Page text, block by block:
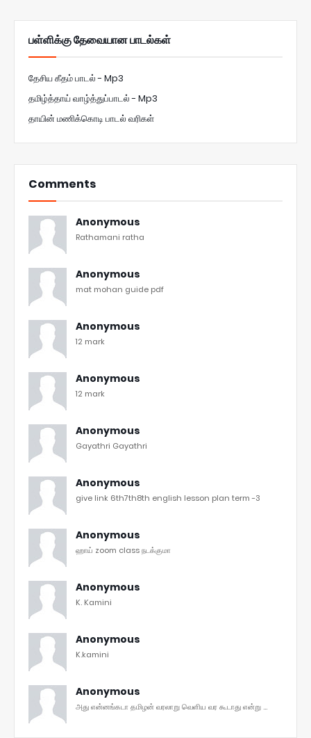
பள்ளிக்கு தேவையான பாடல்கள்
தேசிய கீதம் பாடல் - Mp3
தமிழ்த்தாய் வாழ்த்துப்பாடல் - Mp3
தாயின் மணிக்கொடி பாடல் வரிகள்
Comments
Anonymous
Rathamani ratha
Anonymous
mat mohan guide pdf
Anonymous
12 mark
Anonymous
12 mark
Anonymous
Gayathri Gayathri
Anonymous
give link 6th7th8th english lesson plan term -3
Anonymous
ஹாய் zoom class நடக்குமா
Anonymous
K. Kamini
Anonymous
K.kamini
Anonymous
அது என்னங்கடா தமிழன் வரலாறு வெளிய வர கூடாது என்று ...